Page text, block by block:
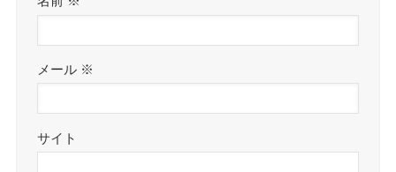
メール ※
サイト